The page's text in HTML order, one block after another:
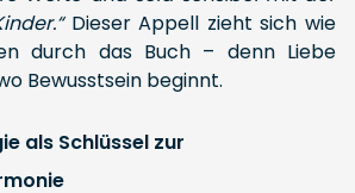
Dieser Appell zieht sich wie
durch das Buch – denn Liebe
Bewusstsein beginnt.
als Schlüssel zur